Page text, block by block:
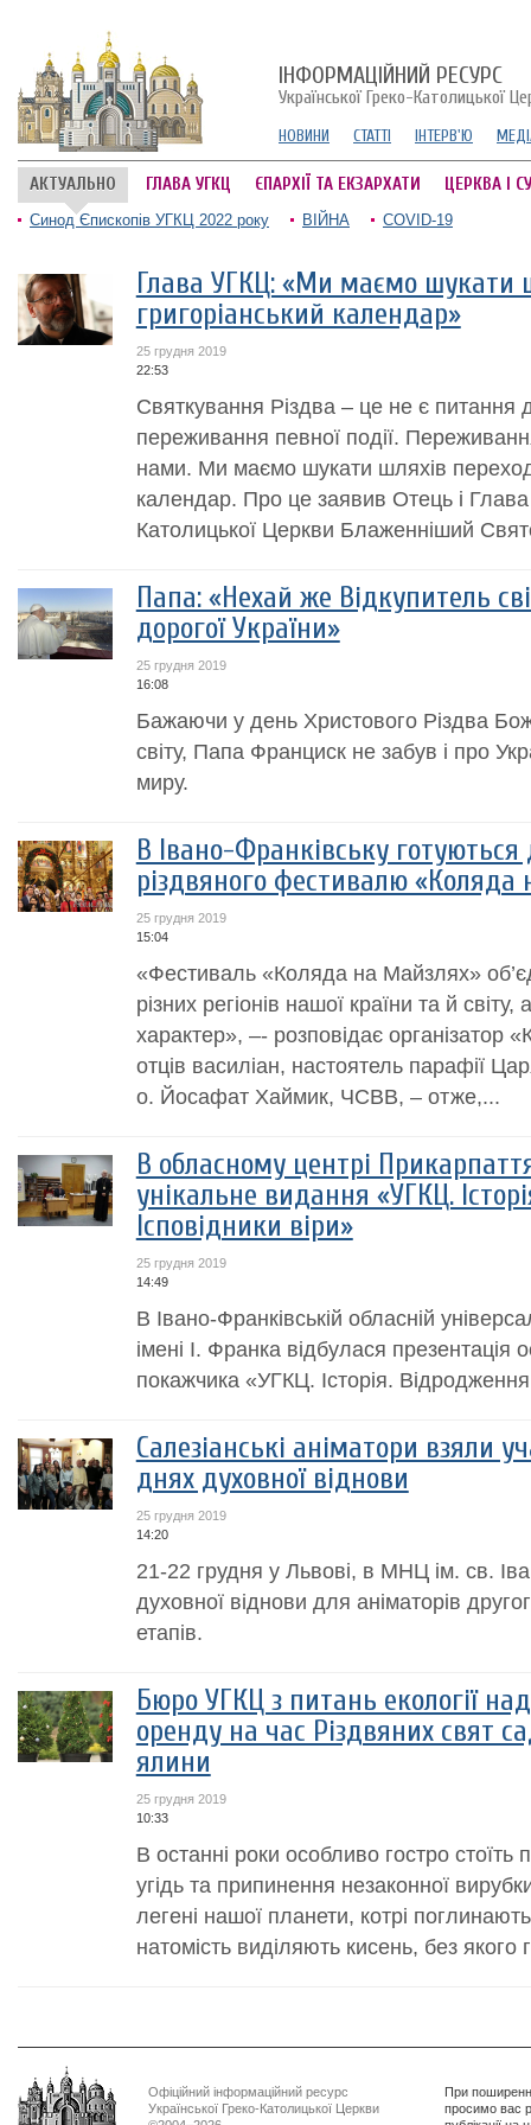
ІНФОРМАЦІЙНИЙ РЕСУРС
Української Греко-Католицької
НОВИНИ СТАТТІ ІНТЕРВ'Ю
АКТУАЛЬНО ГЛАВА УГКЦ ЄПАРХІЇ ТА ЕКЗАРХАТИ ЦЕРКВА І
Синод Єпископів УГКЦ 2022 року ВІЙНА COVID-19
Глава УГКЦ: «Ми маємо шукати
григоріанський календар»
25 грудня 2019
22:53
Святкування Різдва – це не є питання
переживання певної події.
нами. Ми маємо шукати шляхів
календар. Про це заявив Отець і Глава
Католицької Церкви Блаженніший
Папа: «Нехай же Відкупитель
дорогої України»
25 грудня 2019
16:08
Бажаючи у день Христового Різдва
світу, Папа Франциск не забув і про
миру.
В Івано-Франківську
різдвяного фестивалю «Коляда
25 грудня 2019
15:04
«Фестиваль «Коляда на Майзлях»
різних регіонів нашої країни та й
характер», –- розповідає організатор
отців василіан, настоятель парафії
о. Йосафат Хаймик, ЧСВВ, – отже,...
В обласному центрі
унікальне видання «УГКЦ.
Ісповідники віри»
25 грудня 2019
14:49
В Івано-Франківській обласній
імені І. Франка відбулася презентація
покажчика «УГКЦ. Історія.
Салезіанські аніматори взяли
днях духовної віднови
25 грудня 2019
14:20
21-22 грудня у Львові, в МНЦ ім. св.
духовної віднови для аніматорів
етапів.
Бюро УГКЦ з питань екології
оренду на час Різдвяних свят
ялини
25 грудня 2019
10:33
В останні роки особливо гостро
угідь та припинення незаконної
легені нашої планети, котрі
натомість виділяють кисень, без якого
Офіційний інформаційний ресурс
Української Греко-Католицької Церкви
При
просимо вас